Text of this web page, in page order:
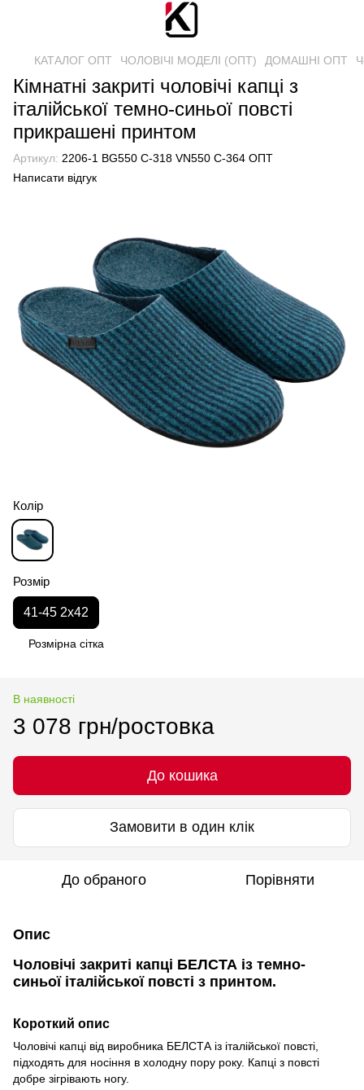
КАТАЛОГ ОПТ ЧОЛОВІЧІ МОДЕЛІ (ОПТ) ДОМАШНІ ОПТ
Кімнатні закриті чоловічі капці з
італійської темно-синьої повсті
прикрашені принтом
Артикул: 2206-1 BG550 C-318 VN550 C-364 ОПТ
Написати відгук
Колір
Розмір
41-45 2x42
Розмірна сітка
В наявності
3 078 грн/ростовка
До кошика
Замовити в один клік
До обраного Порівняти
Опис
Чоловічі закриті капці БЕЛСТА із темно-
синьої італійської повсті з принтом.
Короткий опис
Чоловічі капці від виробника БЕЛСТА із італійської повсті,
підходять для носіння в холодну пору року. Капці з повсті
добре зігрівають ногу.